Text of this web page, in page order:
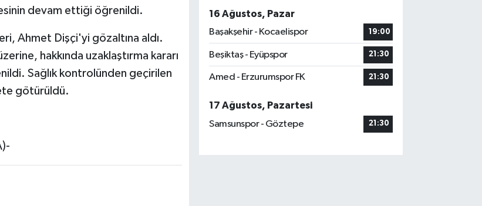
devam ettiği öğrenildi.
Ahmet Dişçi'yi gözaltına aldı.
hakkında uzaklaştırma kararı
Sağlık kontrolünden geçirilen
götürüldü.
16 Ağustos, Pazar
Başakşehir - Kocaelispor
19:00
Beşiktaş - Eyüpspor 21:30
Amed - Erzurumspor FK 21:30
17 Ağustos, Pazartesi
Samsunspor - Göztepe
21:30